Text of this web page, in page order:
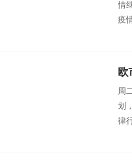
情
疫
周
划
律